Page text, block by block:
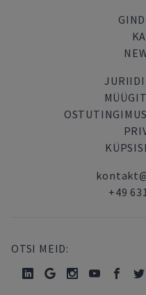
+49
OTSI MEID: